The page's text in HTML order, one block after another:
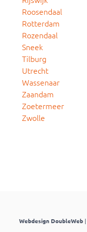
Roosendaal
Rotterdam
Rozendaal
Sneek
Tilburg
Utrecht
Wassenaar
Zaandam
Zoetermeer
Zwolle
Webdesign DoubleWeb |